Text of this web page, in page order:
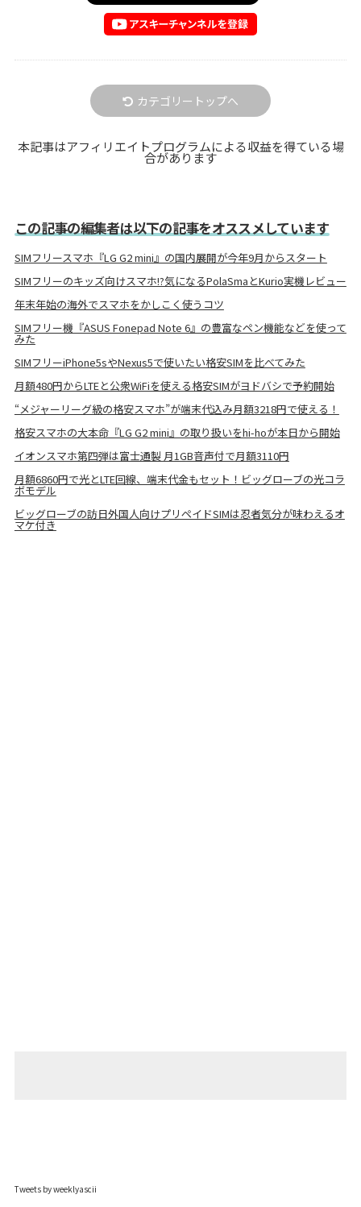
カテゴリートップへ
本記事はアフィリエイトプログラムによる収益を得ている場
合があります
この記事の編集者は以下の記事をオススメしています
SIMフリースマホ『LG G2 mini』の国内展開が今年9月からスタート
SIMフリーのキッズ向けスマホ!?気になるPolaSmaとKurio実機レビュー
年末年始の海外でスマホをかしこく使うコツ
SIMフリー機『ASUS Fonepad Note 6』の豊富なペン機能などを使って
みた
SIMフリーiPhone5sやNexus5で使いたい格安SIMを比べてみた
月額480円からLTEと公衆WiFiを使える格安SIMがヨドバシで予約開始
“メジャーリーグ級の格安スマホ”が端末代込み月額3218円で使える！
格安スマホの大本命『LG G2 mini』の取り扱いをhi-hoが本日から開始
イオンスマホ第四弾は富士通製 月1GB音声付で月額3110円
月額6860円で光とLTE回線、端末代金もセット！ビッグローブの光コラ
ボモデル
ビッグローブの訪日外国人向けプリペイドSIMは忍者気分が味わえるオ
マケ付き
Tweets by weeklyascii